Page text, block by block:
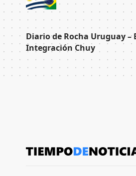
Diario de Rocha Uruguay –
Integración Chuy